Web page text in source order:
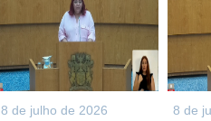
8 de julho de 2026
8 de